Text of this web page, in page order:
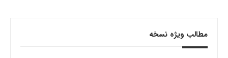
مطالب ویژه نسخه